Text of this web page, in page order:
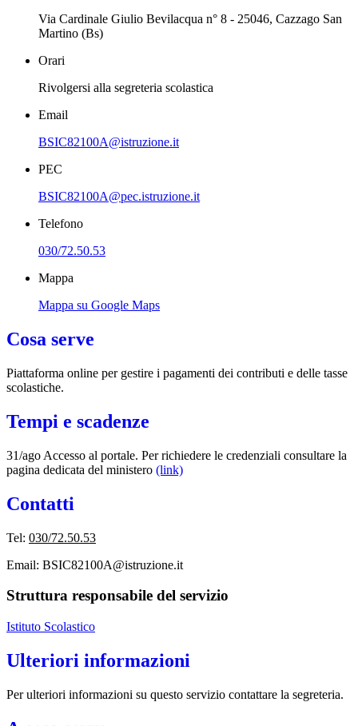
Via Cardinale Giulio Bevilacqua n° 8 - 25046, Cazzago San
Martino (Bs)
Orari
Rivolgersi alla segreteria scolastica
Email
BSIC82100A@istruzione.it
PEC
BSIC82100A@pec.istruzione.it
Telefono
030/72.50.53
Mappa
Mappa su Google Maps
Cosa serve
Piattaforma online per gestire i pagamenti dei contributi e delle tasse
scolastiche.
Tempi e scadenze
31/ago Accesso al portale. Per richiedere le credenziali consultare la
pagina dedicata del ministero (link)
Contatti
Tel: 030/72.50.53
Email: BSIC82100A@istruzione.it
Struttura responsabile del servizio
Istituto Scolastico
Ulteriori informazioni
Per ulteriori informazioni su questo servizio contattare la segreteria.